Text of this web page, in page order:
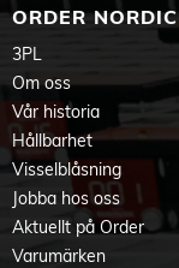
ORDER NORDIC
3PL
Om oss
Vår historia
Hållbarhet
Visselblåsning
Jobba hos oss
Aktuellt på Order
Varumärken